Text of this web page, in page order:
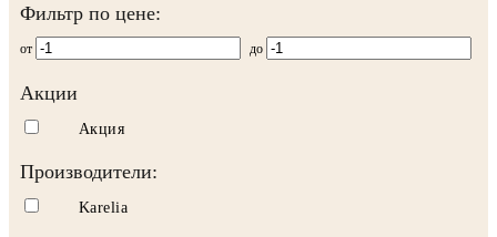
Фильтр по цене:
от до
Акции
Акция
Производители:
Karelia